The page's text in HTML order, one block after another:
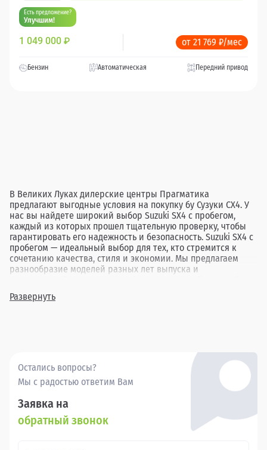
Есть предложение?
Улучшим!
1 049 000 ₽ от 21 769 ₽/мес
Бензин Автоматическая Передний привод
В Великих Луках дилерские центры Прагматика
предлагают выгодные условия на покупку бу Сузуки СХ4. У
нас вы найдете широкий выбор Suzuki SX4 с пробегом,
каждый из которых прошел тщательную проверку, чтобы
гарантировать его надежность и безопасность. Suzuki SX4 с
пробегом — идеальный выбор для тех, кто стремится к
сочетанию качества, стиля и экономии. Мы предлагаем
разнообразие моделей разных лет выпуска и
под любые потребности. Покупая бу Сузуки СХ4 в Великих
Луках через Прагматика, вы получаете надежный
Развернуть
Остались вопросы?
Мы с радостью ответим Вам
Заявка на
обратный звонок